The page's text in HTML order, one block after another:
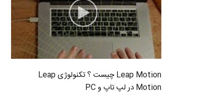
Leap Motion چیست ؟ تکنولوژی Leap
Motion در لپ تاپ و PC